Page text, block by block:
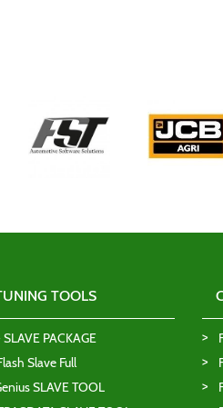
TOOLS
SLAVE PACKAGE
Slave Full
SLAVE TOOL